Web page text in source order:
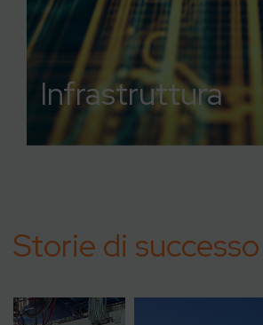
Infrastruttura
Storie di successo